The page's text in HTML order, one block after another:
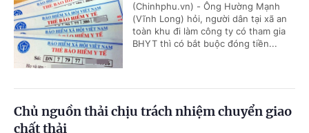
(Chinhphu.vn) - Ông Hường Mạnh
(Vĩnh Long) hỏi, người dân tại xã an
toàn khu đi làm công ty có tham gia
BHYT thì có bắt buộc đóng tiền...
Chủ nguồn thải chịu trách nhiệm chuyển giao
chất thải